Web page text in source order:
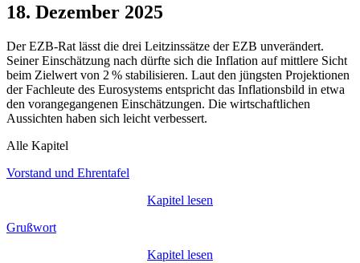
18. Dezember 2025
DerEZB-Rat lässt die drei Leitzinssätze derEZB unverändert.
Seiner Einschätzung nach dürfte sich die Inflation auf mittlere Sicht
beim Zielwert von 2 % stabilisieren. Laut den jüngsten Projektionen
der Fachleute des Eurosystems entspricht das Inflationsbild in etwa
den vorangegangenen Einschätzungen. Die wirtschaftlichen
Aussichten haben sich leicht verbessert.
Alle Kapitel
Vorstand und Ehrentafel
Kapitel lesen
Grußwort
Kapitel lesen